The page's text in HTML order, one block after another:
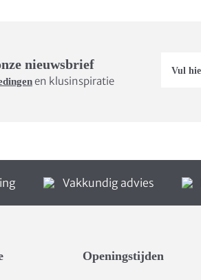
nieuwsbrief
en klusinspiratie
Vakkundig advies
Openingstijden